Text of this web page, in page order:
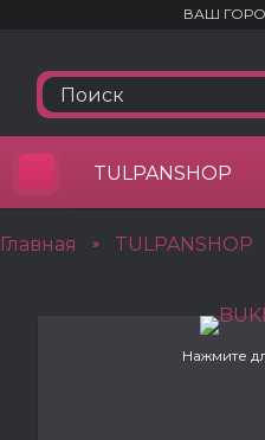
ВАШ
TULPANSHOP
Главная » TULPANSHOP
Нажмите